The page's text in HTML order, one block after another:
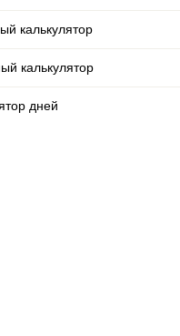
калькулятор
калькулятор
дней